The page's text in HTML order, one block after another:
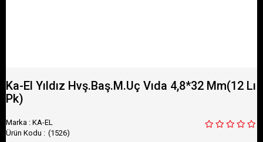
Ka-El Yıldız Hvş.Baş.M.Uç Vıda 4,8*32 Mm(12 Lı
Pk)
Marka : KA-EL
(1526)